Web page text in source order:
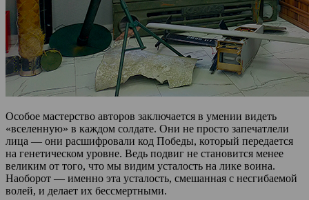
Особое мастерство авторов заключается в умении видеть
«вселенную» в каждом солдате. Они не просто запечатлели
лица — они расшифровали код Победы, который передается
на генетическом уровне. Ведь подвиг не становится менее
великим от того, что мы видим усталость на лике воина.
Наоборот — именно эта усталость, смешанная с несгибаемой
волей, и делает их бессмертными.